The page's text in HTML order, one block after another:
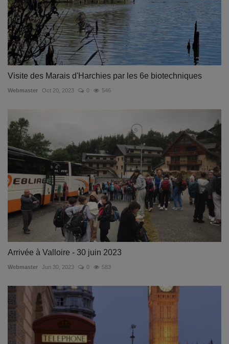
Visite des Marais d'Harchies par les 6e biotechniques
Webmaster Oct 20, 2023 0 546
Arrivée à Valloire - 30 juin 2023
Webmaster Jun 30, 2023 0 583